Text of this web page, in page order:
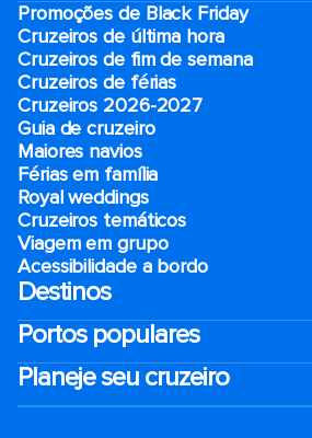
Promoções de Black Friday
Cruzeiros de última hora
Cruzeiros de fim de semana
Cruzeiros de férias
Cruzeiros 2026-2027
Guia de cruzeiro
Maiores navios
Férias em família
Royal weddings
Cruzeiros temáticos
Viagem em grupo
Acessibilidade a bordo
Destinos
Portos populares
Planeje seu cruzeiro